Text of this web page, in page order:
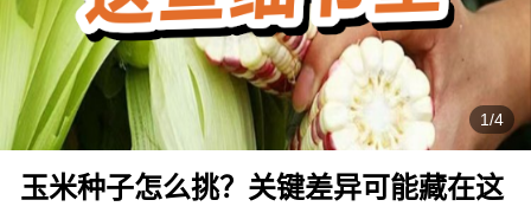
1/4
玉米种子怎么挑？关键差异可能藏在这